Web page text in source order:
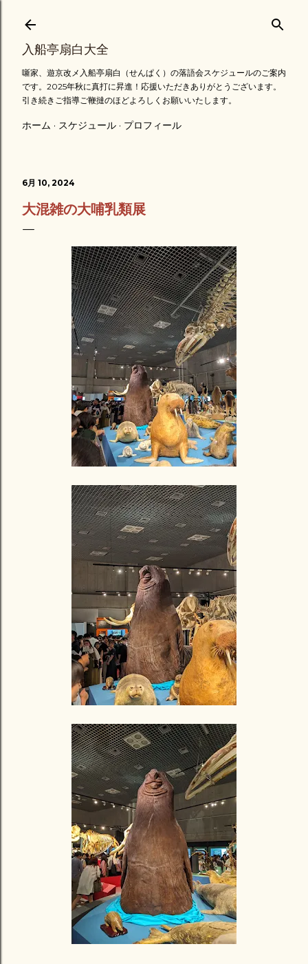
スキップしてメイン コンテンツに移動
入船亭扇白大全
噺家、遊京改メ入船亭扇白（せんぱく）の落語会スケジュールのご案内
です。2025年秋に真打に昇進！応援いただきありがとうございます。
引き続きご指導ご鞭撻のほどよろしくお願いいたします。
ホーム スケジュール プロフィール
6月 10, 2024
大混雑の大哺乳類展